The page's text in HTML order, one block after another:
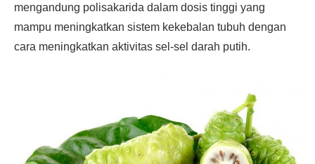
mengandung polisakarida dalam dosis tinggi yang
mampu meningkatkan sistem kekebalan tubuh dengan
cara meningkatkan aktivitas sel-sel darah putih.